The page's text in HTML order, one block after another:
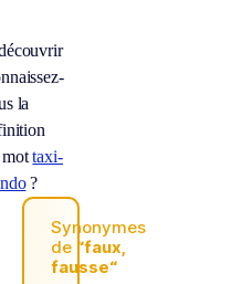
la
mottaxi-
?
Synonymes
de “faux,
fausse“